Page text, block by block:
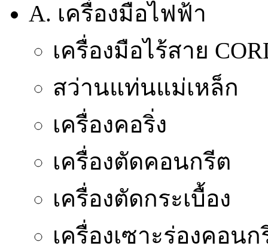
A. เครื่องมือไฟฟ้า
เครื่องมือไร้สาย
สว่านแท่นแม่เหล็ก
เครื่องคอริ่ง
เครื่องตัดคอนกรีต
เครื่องตัดกระเบื้อง
เครื่องเซาะร่องคอนก